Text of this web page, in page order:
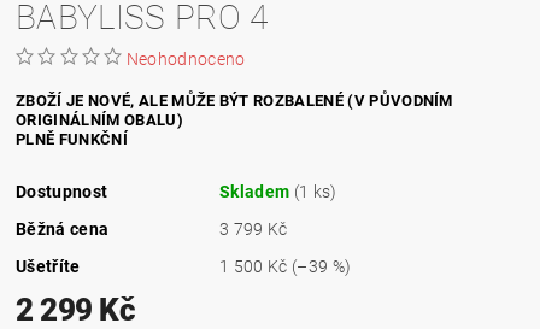
BABYLISS PRO 4
Neohodnoceno
ZBOŽÍ JE NOVÉ, ALE MŮŽE BÝT ROZBALENÉ (V PŮVODNÍM
ORIGINÁLNÍM OBALU)
PLNĚ FUNKČNÍ
Dostupnost Skladem (1 ks)
Běžná cena
3 799 Kč
Ušetříte
1 500 Kč (–39 %)
2 299 Kč